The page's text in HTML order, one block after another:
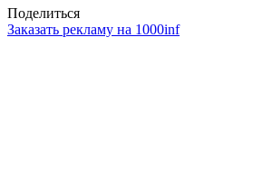
Поделиться
Заказать рекламу на 1000inf